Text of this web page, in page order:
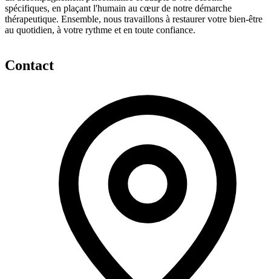
spécifiques, en plaçant l'humain au cœur de notre démarche
thérapeutique. Ensemble, nous travaillons à restaurer votre bien-être
au quotidien, à votre rythme et en toute confiance.
Contact